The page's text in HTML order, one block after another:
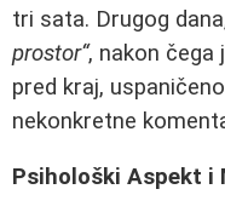
tri sata. Drugog
prostor“, nakon čega
pred kraj,
nekonkretne
Psihološki Aspekt i